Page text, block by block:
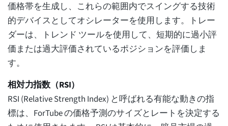
価格帯を生成し、これらの範囲内でスイングする技術
的デバイスとしてオシレーターを使用します。トレー
ダーは、トレンド ツールを使用して、短期的に過小評
価または過大評価されているポジションを評価しま
す。
相対力指数（RSI）
RSI (Relative Strength Index) と呼ばれる有能な動きの指
標は、ForTube の価格予測のサイズとレートを決定する